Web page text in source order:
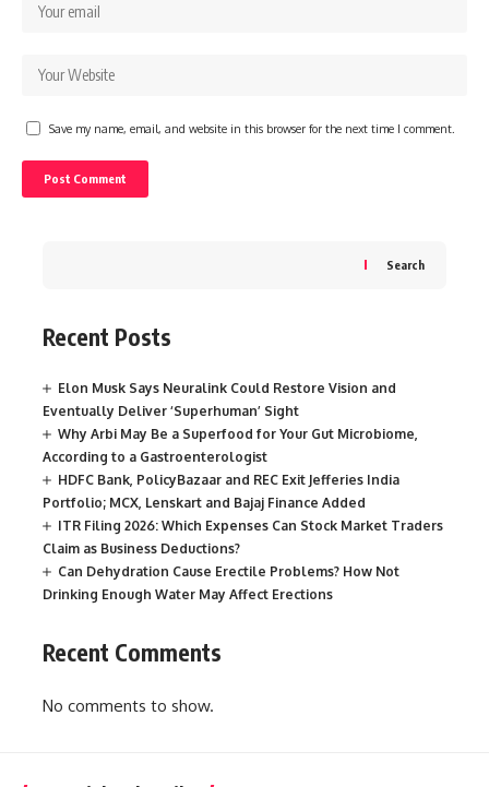
Save my name, email, and website in this browser for the next time I comment.
Search
Recent Posts
Elon Musk Says Neuralink Could Restore Vision and
Eventually Deliver ‘Superhuman’ Sight
Why Arbi May Be a Superfood for Your Gut Microbiome,
According to a Gastroenterologist
HDFC Bank, PolicyBazaar and REC Exit Jefferies India
Portfolio; MCX, Lenskart and Bajaj Finance Added
ITR Filing 2026: Which Expenses Can Stock Market Traders
Claim as Business Deductions?
Can Dehydration Cause Erectile Problems? How Not
Drinking Enough Water May Affect Erections
Recent Comments
No comments to show.